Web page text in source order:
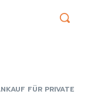
FÜR PRIVATE